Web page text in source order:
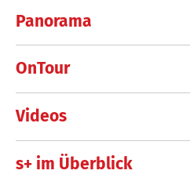
Panorama
OnTour
Videos
s+ im Überblick